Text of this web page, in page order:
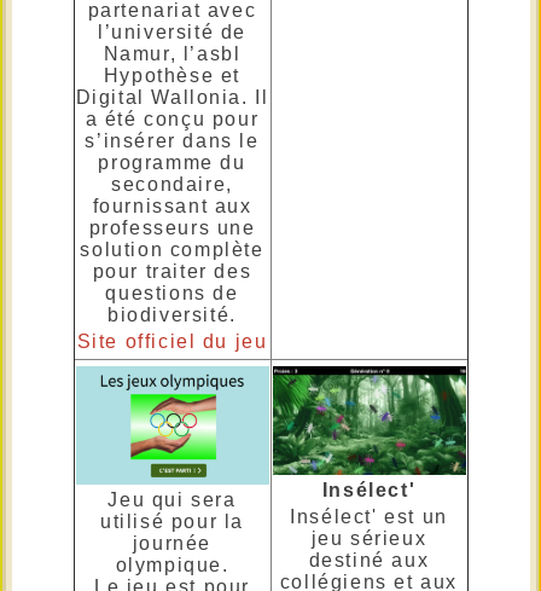
partenariat avec
l’université de
Namur, l’asbl
Hypothèse et
Digital Wallonia. Il
a été conçu pour
s’insérer dans le
programme du
secondaire,
fournissant aux
professeurs une
solution complète
pour traiter des
questions de
biodiversité.
Site officiel du jeu
Jeu qui sera
utilisé pour la
journée
olympique.
Le jeu est pour
Insélect'
Insélect' est un
jeu sérieux
destiné aux
collégiens et aux